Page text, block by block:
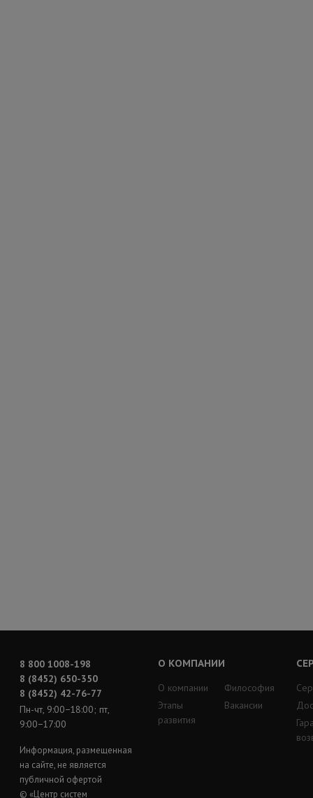
8 800 1008-198
8 (8452) 650-350
8 (8452) 42-76-77
Пн-чт, 9:00−18:00; пт,
9:00−17:00
Информация, размещенная
на сайте, не является
публичной офертой
© «Центр систем
О КОМПАНИИ
О компании
Этапы
развития
Философия
Вакансии